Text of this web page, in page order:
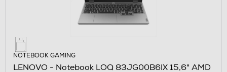
NOTEBOOK GAMING
LENOVO - Notebook LOQ 83JG00B6IX 15,6" AMD